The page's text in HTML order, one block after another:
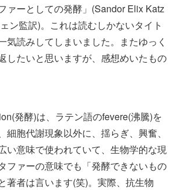
ァーとしての発酵」(Sandor Elix Katz
ン監訳)。これは読むしかないタイト
気読みしてしまいました。またゆっく
したいと思いますが、感想めいたもの
発酵)は、ラテン語のfevere(沸騰)を
細胞代謝現象以外に、揺らぎ、興奮、
い意味で使われていて、生物学的な現
ファーの意味でも「発酵できないもの
著者は言います(笑)。実際、抗生物